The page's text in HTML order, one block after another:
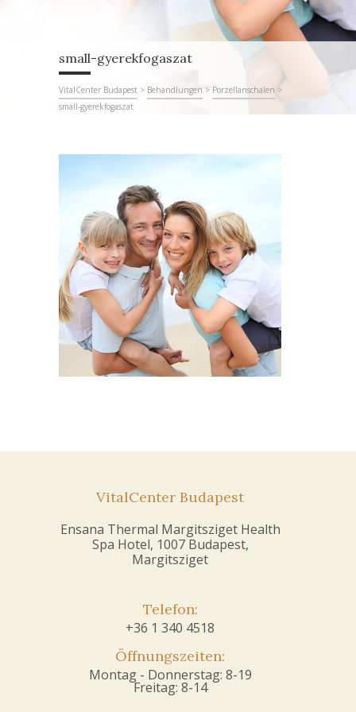
small-gyerekfogaszat
VitalCenter Budapest > Behandlungen > Porzellanschalen >
small-gyerekfogaszat
VitalCenter Budapest
Ensana Thermal Margitsziget Health
Spa Hotel, 1007 Budapest,
Margitsziget
Telefon:
+36 1 340 4518
Öffnungszeiten:
Montag - Donnerstag: 8-19
Freitag: 8-14